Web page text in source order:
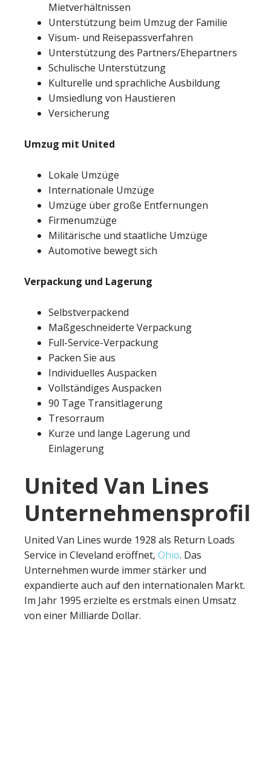
Mietverhältnissen
Unterstützung beim Umzug der Familie
Visum- und Reisepassverfahren
Unterstützung des Partners/Ehepartners
Schulische Unterstützung
Kulturelle und sprachliche Ausbildung
Umsiedlung von Haustieren
Versicherung
Umzug mit United
Lokale Umzüge
Internationale Umzüge
Umzüge über große Entfernungen
Firmenumzüge
Militärische und staatliche Umzüge
Automotive bewegt sich
Verpackung und Lagerung
Selbstverpackend
Maßgeschneiderte Verpackung
Full-Service-Verpackung
Packen Sie aus
Individuelles Auspacken
Vollständiges Auspacken
90 Tage Transitlagerung
Tresorraum
Kurze und lange Lagerung und
Einlagerung
United Van Lines
Unternehmensprofil
United Van Lines wurde 1928 als Return Loads
Service in Cleveland eröffnet, Ohio. Das
Unternehmen wurde immer stärker und
expandierte auch auf den internationalen Markt.
Im Jahr 1995 erzielte es erstmals einen Umsatz
von einer Milliarde Dollar.